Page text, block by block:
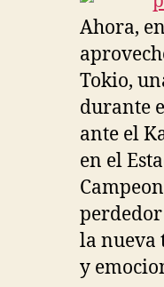
Ahora,
Tokio,
durante
ante el
en el
perdedor
la nueva
y